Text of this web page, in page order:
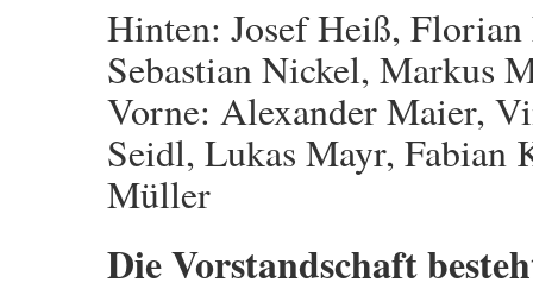
Hinten: Josef Heiß,
Sebastian Nickel, Markus
Vorne: Alexander Maier,
Seidl, Lukas Mayr,
Müller
Die Vorstandschaft